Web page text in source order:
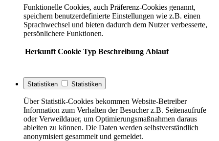
Funktionelle Cookies, auch Präferenz-Cookies genannt,
speichern benutzerdefinierte Einstellungen wie z.B. einen
Sprachwechsel und bieten dadurch dem Nutzer verbesserte,
persönlichere Funktionen.
Herkunft Cookie Typ Beschreibung Ablauf
Statistiken Statistiken
Über Statistik-Cookies bekommen Website-Betreiber
Information zum Verhalten der Besucher z.B. Seitenaufrufe
oder Verweildauer, um Optimierungsmaßnahmen daraus
ableiten zu können. Die Daten werden selbstverständlich
anonymisiert gesammelt und gemeldet.